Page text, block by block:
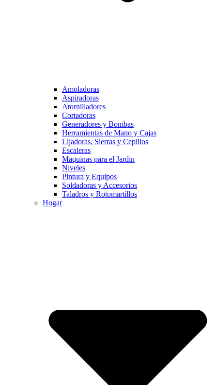
Amoladoras
Aspiradoras
Atornilladores
Cortadoras
Generadores y Bombas
Herramientas de Mano y Cajas
Lijadoras, Sierras y Cepillos
Escaleras
Maquinas para el Jardin
Niveles
Pintura y Equipos
Soldadoras y Accesorios
Taladros y Rotomartillos
Hogar